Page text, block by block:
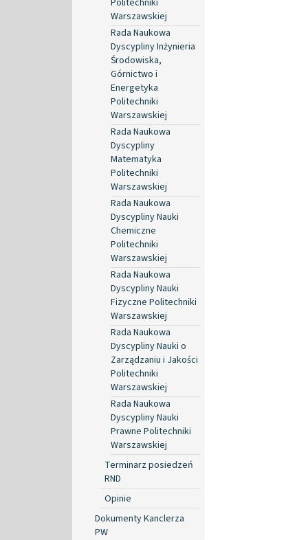
Warszawskiej
Rada Naukowa
Dyscypliny Inżynieria
Środowiska,
Górnictwo i
Energetyka
Politechniki
Warszawskiej
Rada Naukowa
Dyscypliny
Matematyka
Politechniki
Warszawskiej
Rada Naukowa
Dyscypliny Nauki
Chemiczne
Politechniki
Warszawskiej
Rada Naukowa
Dyscypliny Nauki
Fizyczne Politechniki
Warszawskiej
Rada Naukowa
Dyscypliny Nauki o
Zarządzaniu i Jakości
Politechniki
Warszawskiej
Rada Naukowa
Dyscypliny Nauki
Prawne Politechniki
Warszawskiej
Terminarz posiedzeń
RND
Opinie
Dokumenty Kanclerza
PW